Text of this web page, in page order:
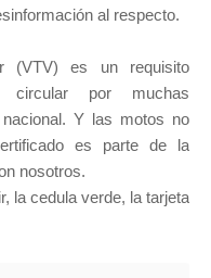
al respecto.
(VTV) es un requisito
circular por muchas
Y las motos no
es parte de la
nosotros.
la cedula verde, la tarjeta